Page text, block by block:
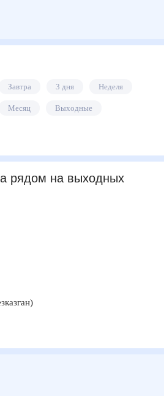
Завтра 3 дня Неделя
Месяц Выходные
рядомна выходных